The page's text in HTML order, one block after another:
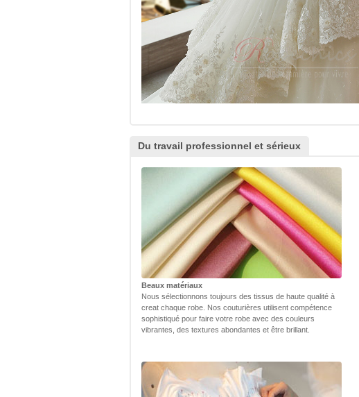
Du travail professionnel et sérieux
Beaux matériaux
Nous sélectionnons toujours des tissus de haute qualité à
creat chaque robe. Nos couturières utilisent compétence
sophistiqué pour faire votre robe avec des couleurs
vibrantes, des textures abondantes et être brillant.